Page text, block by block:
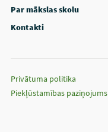
Par mākslas skolu
Kontakti
Privātuma politika
Piekļūstamības paziņojums